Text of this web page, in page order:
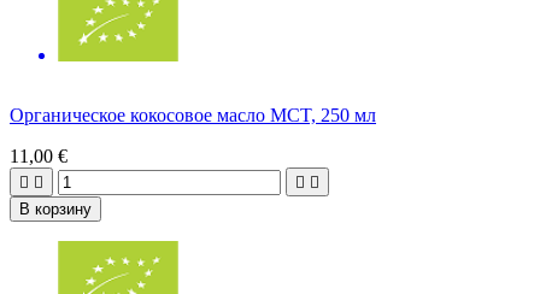
Органическое кокосовое масло MCT, 250 мл
11,00 €
   
В корзину